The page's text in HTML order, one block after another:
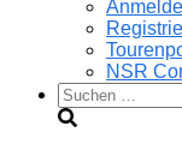
NSR
Suchen
nach: